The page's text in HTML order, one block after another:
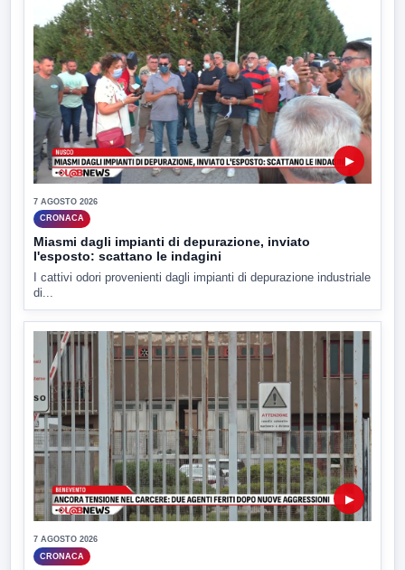
▶
7 AGOSTO 2026
CRONACA
Miasmi dagli impianti di depurazione, inviato
l'esposto: scattano le indagini
I cattivi odori provenienti dagli impianti di depurazione industriale
di...
▶
7 AGOSTO 2026
CRONACA